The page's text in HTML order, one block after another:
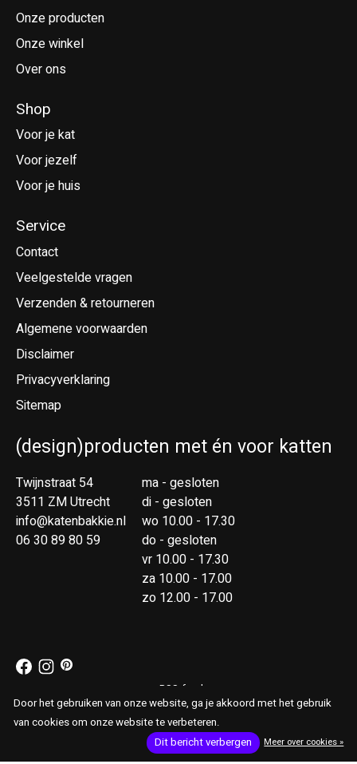
Onze producten
Onze winkel
Over ons
Shop
Voor je kat
Voor jezelf
Voor je huis
Service
Contact
Veelgestelde vragen
Verzenden & retourneren
Algemene voorwaarden
Disclaimer
Privacyverklaring
Sitemap
(design)producten met én voor katten
Twijnstraat 54
3511 ZM Utrecht
info@katenbakkie.nl
06 30 89 80 59
ma - gesloten
di - gesloten
wo 10.00 - 17.30
do - gesloten
vr 10.00 - 17.30
za 10.00 - 17.00
zo 12.00 - 17.00
RSS-feed
Door het gebruiken van onze website, ga je akkoord met het gebruik
van cookies om onze website te verbeteren.
Dit bericht verbergen
Meer over cookies »